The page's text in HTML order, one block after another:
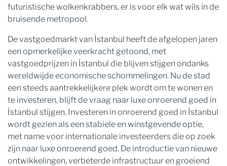
futuristische wolkenkrabbers, er is voor elk wat wils in de
bruisende metropool.
De vastgoedmarkt van İstanbul heeft de afgelopen jaren
een opmerkelijke veerkracht getoond, met
vastgoedprijzen in İstanbul die blijven stijgen ondanks
wereldwijde economische schommelingen. Nu de stad
een steeds aantrekkelijkere plek wordt om te wonen en
te investeren, blijft de vraag naar luxe onroerend goed in
İstanbul stijgen. Investeren in onroerend goed in İstanbul
wordt gezien als een stabiele en winstgevende optie,
met name voor internationale investeerders die op zoek
zijn naar luxe onroerend goed. De introductie van nieuwe
ontwikkelingen, verbeterde infrastructuur en groeiend